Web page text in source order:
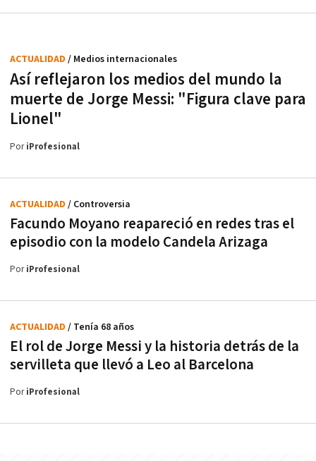
Así reflejaron los medios del mundo la
muerte de Jorge Messi: "Figura clave para
Lionel"
ACTUALIDAD / Medios internacionales
PoriProfesional
Facundo Moyano reapareció en redes tras el
episodio con la modelo Candela Arizaga
ACTUALIDAD / Controversia
PoriProfesional
El rol de Jorge Messi y la historia detrás de la
servilleta que llevó a Leo al Barcelona
ACTUALIDAD / Tenía 68 años
PoriProfesional